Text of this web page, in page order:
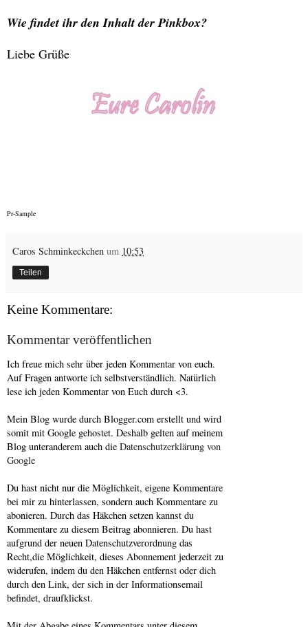
Wie findet ihr den Inhalt der Pinkbox?
Liebe Grüße
Pr-Sample
Caros Schminkeckchen um 10:53
Teilen
Keine Kommentare:
Kommentar veröffentlichen
Ich freue mich sehr über jeden Kommentar von euch.
Auf Fragen antworte ich selbstverständlich. Natürlich
lese ich jeden Kommentar von Euch durch <3.
Mein Blog wurde durch Blogger.com erstellt und wird
somit mit Google gehostet. Deshalb gelten auf meinem
Blog unteranderem auch die Datenschutzerklärung von
Google
Du hast nicht nur die Möglichkeit, eigene Kommentare
bei mir zu hinterlassen, sondern auch Kommentare zu
abonieren. Durch das Häkchen setzen kannst du
Kommentare zu diesem Beitrag abonnieren. Du hast
aufgrund der neuen Datenschutzverordnung das
Recht,die Möglichkeit, dieses Abonnement jederzeit zu
widerufen, indem du den Häkchen entfernst oder dich
durch den Link, der sich in der Informationsemail
befindet, draufklickst.